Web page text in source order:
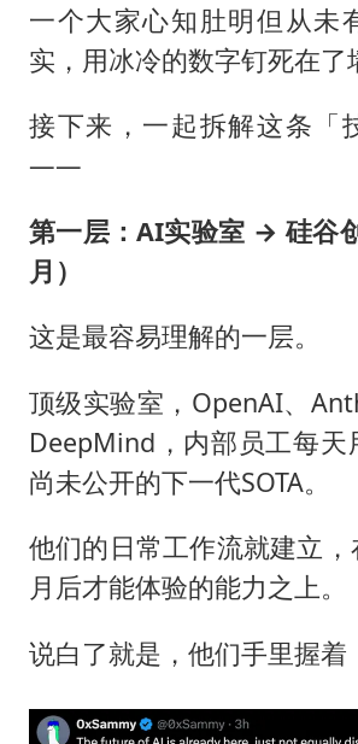
一个大家心知肚明但从未
实，用冰冷的数字钉死在了
接下来，一起拆解这条「
——
第一层：AI实验室 → 硅谷
月）
这是最容易理解的一层。
顶级实验室，OpenAI、
DeepMind，内部员工每天
尚未公开的下一代SOTA。
他们的日常工作流就建立
月后才能体验的能力之上。
说白了就是，他们手里握着